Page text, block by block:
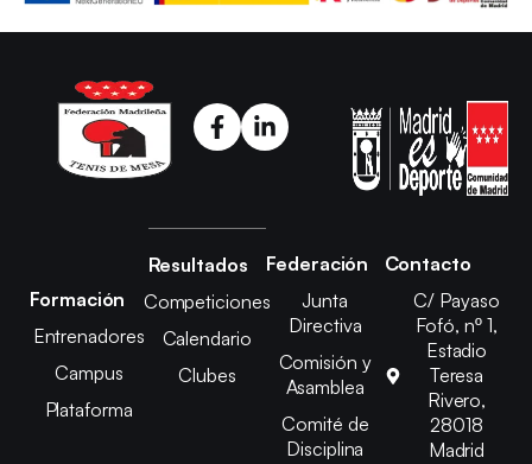
Formación
Entrenadores
Campus
Plataforma
Resultados
Competiciones
Calendario
Clubes
Federación
Junta
Directiva
Comisión y
Asamblea
Comité de
Disciplina
Contacto
C/ Payaso
Fofó, nº 1,
Estadio
Teresa
Rivero,
28018
Madrid